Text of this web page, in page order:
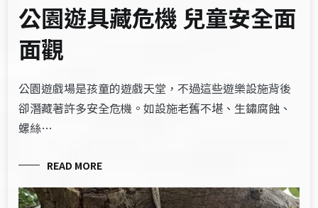
公園遊具藏危機 兒童安全面
面觀
公園遊戲場是孩童的遊戲天堂，不過這些遊樂設施背後
卻潛藏著許多安全危機。如設施老舊不堪、生鏽腐蝕、
螺絲…
READ MORE